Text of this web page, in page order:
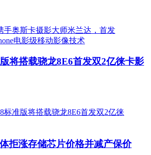
将搭载骁龙8E6首发双2亿徕卡影
拒涨存储芯片价格并减产保价